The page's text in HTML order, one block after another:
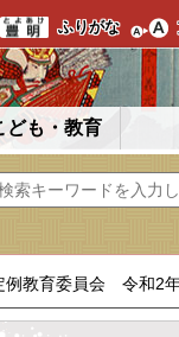
ふりがな
ども・教育
例教育委員会 令和2